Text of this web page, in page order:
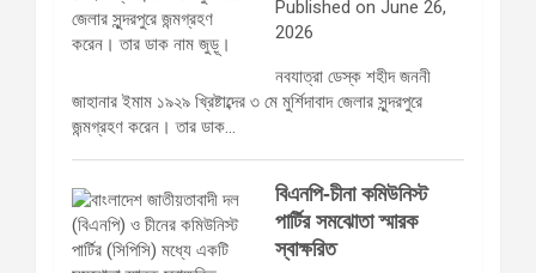
Published on June 26,
2026
নবযাত্রা ডেস্ক শহীদ জননী
জাহানার ইমাম ১৯২৯ খ্রিষ্টাব্দের ৩ মে মুর্শিদাবাদ জেলার সুন্দরপুরে
জন্মগ্রহণ করেন। তার ডাক…
বিএনপি-চীনা কমিউনিস্ট
পার্টির সমঝোতা স্মারক
স্বাক্ষরিত